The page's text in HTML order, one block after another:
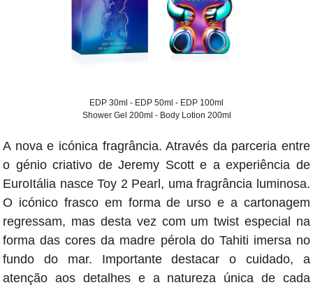
EDP 30ml - EDP 50ml - EDP 100ml
Shower Gel 200ml - Body Lotion 200ml
A nova e icónica fragrância. Através da parceria entre
o génio criativo de Jeremy Scott e a experiência de
EuroItália nasce Toy 2 Pearl, uma fragrância luminosa.
O icónico frasco em forma de urso e a cartonagem
regressam, mas desta vez com um twist especial na
forma das cores da madre pérola do Tahiti imersa no
fundo do mar. Importante destacar o cuidado, a
atenção aos detalhes e a natureza única de cada